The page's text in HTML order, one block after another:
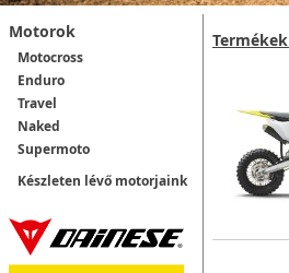
Motorok
Motocross
Enduro
Travel
Naked
Supermoto
Készleten lévő motorjaink
Termékek